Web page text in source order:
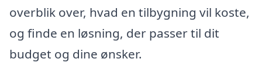
overblik over, hvad en tilbygning vil koste,
og finde en løsning, der passer til dit
budget og dine ønsker.